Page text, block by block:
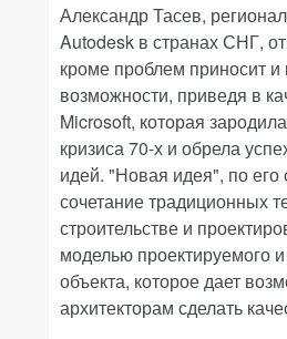
Александр Тасев,
Autodesk в странах СНГ,
кроме проблем приносит
возможности, приведя в
Microsoft, которая
кризиса 70-х и обрела
идей. "Новая идея", по его
сочетание традиционных
строительстве и
моделью проектируемого
объекта, которое дает
архитекторам сделать